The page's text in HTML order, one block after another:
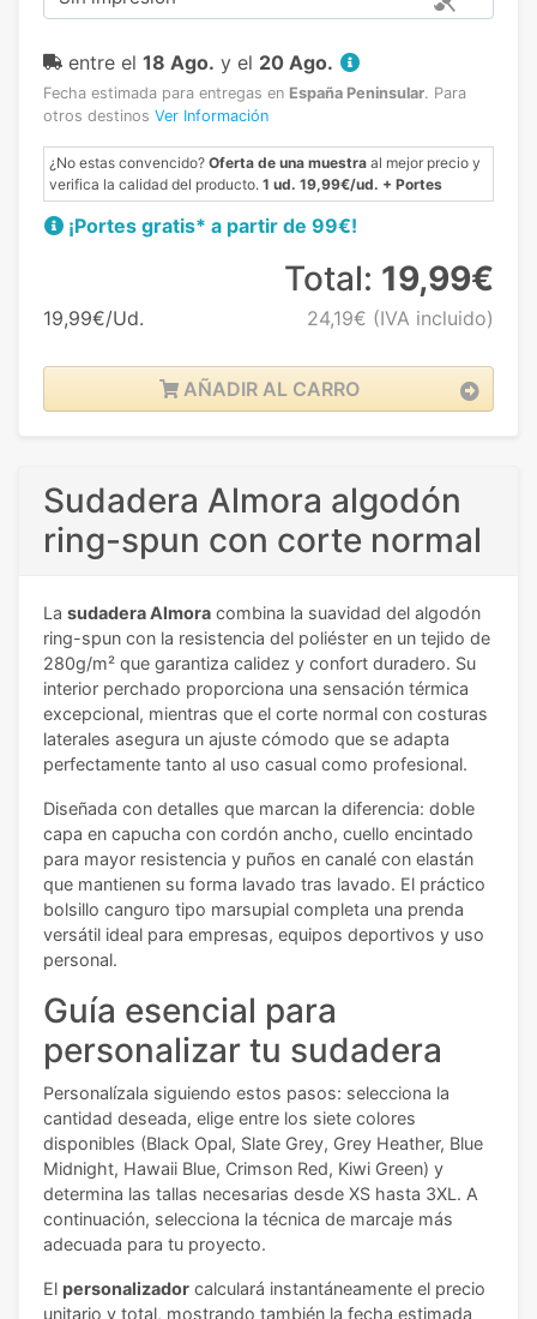
entre el 18 Ago. y el 20 Ago.
Fecha estimada para entregas en España Peninsular. Para
otros destinos Ver Información
¿No estas convencido? Oferta de una muestra al mejor precio y
verifica la calidad del producto. 1 ud. 19,99€/ud. + Portes
¡Portes gratis* a partir de 99€!
19,99€/Ud.
Total: 19,99€
24,19€ (IVA incluido)
AÑADIR AL CARRO
Sudadera Almora algodón
ring-spun con corte normal
La sudadera Almora combina la suavidad del algodón
ring-spun con la resistencia del poliéster en un tejido de
280g/m² que garantiza calidez y confort duradero. Su
interior perchado proporciona una sensación térmica
excepcional, mientras que el corte normal con costuras
laterales asegura un ajuste cómodo que se adapta
perfectamente tanto al uso casual como profesional.
Diseñada con detalles que marcan la diferencia: doble
capa en capucha con cordón ancho, cuello encintado
para mayor resistencia y puños en canalé con elastán
que mantienen su forma lavado tras lavado. El práctico
bolsillo canguro tipo marsupial completa una prenda
versátil ideal para empresas, equipos deportivos y uso
personal.
Guía esencial para
personalizar tu sudadera
Personalízala siguiendo estos pasos: selecciona la
cantidad deseada, elige entre los siete colores
disponibles (Black Opal, Slate Grey, Grey Heather, Blue
Midnight, Hawaii Blue, Crimson Red, Kiwi Green) y
determina las tallas necesarias desde XS hasta 3XL. A
continuación, selecciona la técnica de marcaje más
adecuada para tu proyecto.
El personalizador calculará instantáneamente el precio
unitario y total, mostrando también la fecha estimada